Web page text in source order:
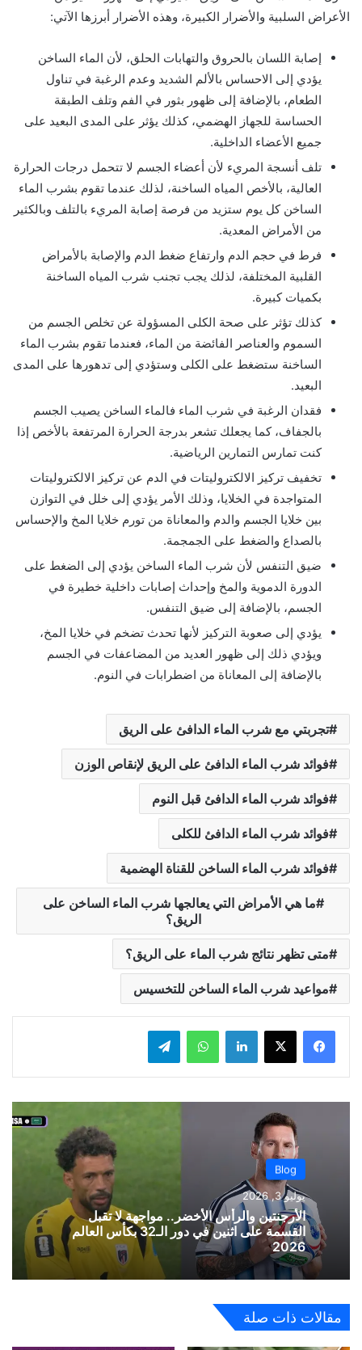
الأعراض السلبية والأضرار الكبيرة، وهذه الأضرار أبرزها الآتي:
إصابة اللسان بالحروق والتهابات الحلق، لأن الماء الساخن
يؤدي إلى الاحساس بالألم الشديد وعدم الرغبة في تناول
الطعام، بالإضافة إلى ظهور بثور في الفم وتلف الطبقة
الحساسة للجهاز الهضمي، كذلك يؤثر على المدى البعيد على
جميع الأعضاء الداخلية.
تلف أنسجة المريء لأن أعضاء الجسم لا تتحمل درجات الحرارة
العالية، بالأخص المياه الساخنة، لذلك عندما تقوم بشرب الماء
الساخن كل يوم ستزيد من فرصة إصابة المريء بالتلف وبالكثير
من الأمراض المعدية.
فرط في حجم الدم وارتفاع ضغط الدم والإصابة بالأمراض
القلبية المختلفة، لذلك يجب تجنب شرب المياه الساخنة
بكميات كبيرة.
كذلك تؤثر على صحة الكلى المسؤولة عن تخلص الجسم من
السموم والعناصر الفائضة من الماء، فعندما تقوم بشرب الماء
الساخنة ستضغط على الكلى وستؤدي إلى تدهورها على المدى
البعيد.
فقدان الرغبة في شرب الماء فالماء الساخن يصيب الجسم
بالجفاف، كما يجعلك تشعر بدرجة الحرارة المرتفعة بالأخص إذا
كنت تمارس التمارين الرياضية.
تخفيف تركيز الالكتروليتات في الدم عن تركيز الالكتروليتات
المتواجدة في الخلايا، وذلك الأمر يؤدي إلى خلل في التوازن
بين خلايا الجسم والدم والمعاناة من تورم خلايا المخ والإحساس
بالصداع والضغط على الجمجمة.
ضيق التنفس لأن شرب الماء الساخن يؤدي إلى الضغط على
الدورة الدموية والمخ وإحداث إصابات داخلية خطيرة في
الجسم، بالإضافة إلى ضيق التنفس.
يؤدي إلى صعوبة التركيز لأنها تحدث تضخم في خلايا المخ،
ويؤدي ذلك إلى ظهور العديد من المضاعفات في الجسم
بالإضافة إلى المعاناة من اضطرابات في النوم.
تجربتي مع شرب الماء الدافئ على الريق
فوائد شرب الماء الدافئ على الريق لإنقاص الوزن
فوائد شرب الماء الدافئ قبل النوم
فوائد شرب الماء الدافئ للكلى
فوائد شرب الماء الساخن للقناة الهضمية
ما هي الأمراض التي يعالجها شرب الماء الساخن على
الريق؟
متى تظهر نتائج شرب الماء على الريق؟
مواعيد شرب الماء الساخن للتخسيس
لينكدإن واتساب
Blog
يوليو 3, 2026
الأرجنتين والرأس الأخضر.. مواجهة لا تقبل
القسمة على اثنين في دور الـ32 بكأس العالم
2026
مقالات ذات صلة